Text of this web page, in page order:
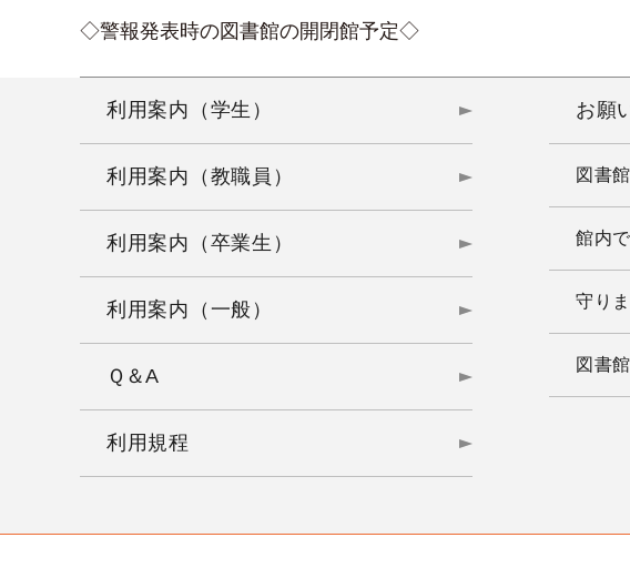
◇警報発表時の図書館の開閉館予定◇
利用案内（学生）
利用案内（教職員）
利用案内（卒業生）
利用案内（一般）
Ｑ＆A
利用規程
お願
図書
館内
守り
図書